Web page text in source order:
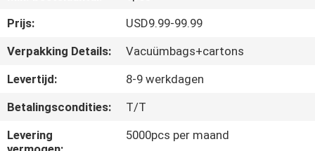
KWALITEITSCONTROLE
NEEM
MET
ONS
Prijs:
USD9.99-99.99
Verpakking Details:
Vacuümbags+cartons
Levertijd:
8-9 werkdagen
Betalingscondities:
T/T
Levering
5000pcs per maand